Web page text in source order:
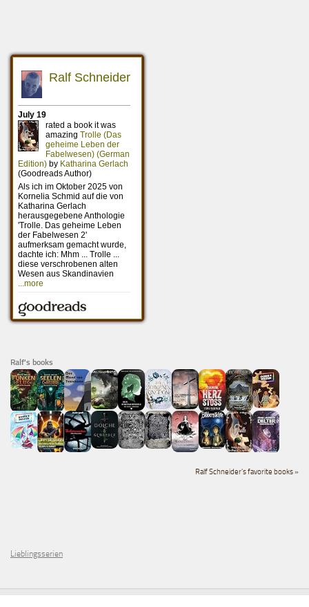
Ralf's books
Ralf Schneider's favorite books »
Lieblingsserien